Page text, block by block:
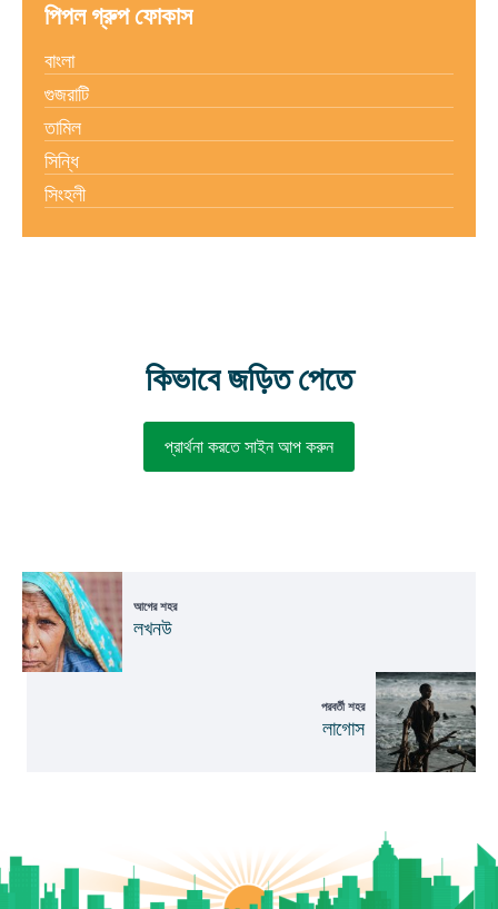
পিপল গ্রুপ ফোকাস
বাংলা
গুজরাটি
তামিল
সিন্ধি
সিংহলী
কিভাবে জড়িত পেতে
প্রার্থনা করতে সাইন আপ করুন
আগের শহর
লখনউ
পরবর্তী শহর
লাগোস